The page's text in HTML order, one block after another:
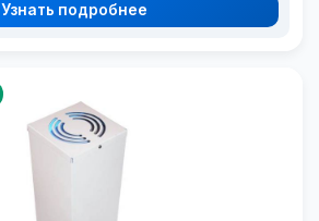
Узнать подробнее